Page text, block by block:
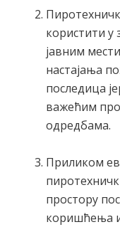
користити у
јавним
настајања
последица
важећим
одредбама.
Приликом
простору
коришћења